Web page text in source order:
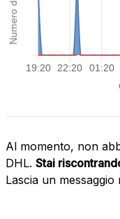
Al momento, non
DHL. Stai
Lascia un messaggio